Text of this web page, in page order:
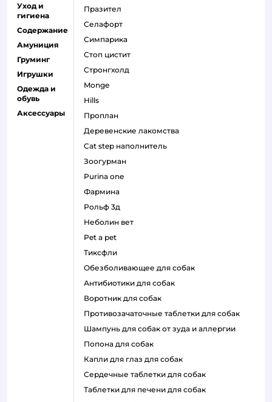
Уход и
гигиена
Содержание
Амуниция
Груминг
Игрушки
Одежда и
обувь
Аксессуары
празител
селафорт
симпарика
стоп цистит
стронгхолд
monge
hills
проплан
деревенские лакомства
cat step наполнитель
зоогурман
purina one
фармина
рольф 3д
неболин вет
pet a pet
тиксфли
обезболивающее для собак
антибиотики для собак
воротник для собак
противозачаточные таблетки для собак
шампунь для собак от зуда и аллергии
попона для собак
капли для глаз для собак
сердечные таблетки для собак
таблетки для печени для собак